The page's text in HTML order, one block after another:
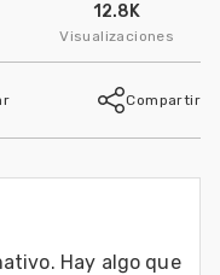
12.8K
Visualizaciones
Compartir
Hay algo que